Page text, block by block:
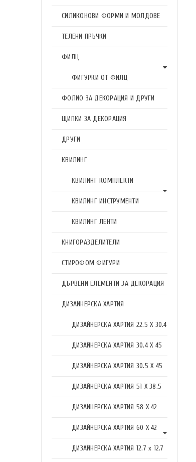
СИЛИКОНОВИ ФОРМИ И МОЛДОВЕ
ТЕЛЕНИ ПРЪЧКИ
ФИЛЦ
ФИГУРКИ ОТ ФИЛЦ
ФОЛИО ЗА ДЕКОРАЦИЯ И ДРУГИ
ЩИПКИ ЗА ДЕКОРАЦИЯ
ДРУГИ
КВИЛИНГ
КВИЛИНГ КОМПЛЕКТИ
КВИЛИНГ ИНСТРУМЕНТИ
КВИЛИНГ ЛЕНТИ
КНИГОРАЗДЕЛИТЕЛИ
СТИРОФОМ ФИГУРИ
ДЪРВЕНИ ЕЛЕМЕНТИ ЗА ДЕКОРАЦИЯ
ДИЗАЙНЕРСКА ХАРТИЯ
ДИЗАЙНЕРСКА ХАРТИЯ 22.5 X 30.4
ДИЗАЙНЕРСКА ХАРТИЯ 30.4 X 45
ДИЗАЙНЕРСКА ХАРТИЯ 30.5 X 45
ДИЗАЙНЕРСКА ХАРТИЯ 51 X 38.5
ДИЗАЙНЕРСКА ХАРТИЯ 58 X 42
ДИЗАЙНЕРСКА ХАРТИЯ 60 X 42
ДИЗАЙНЕРСКА ХАРТИЯ 12.7 x 12.7